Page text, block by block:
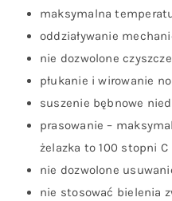
maksymalna
oddziaływanie
nie dozwolone
płukanie i wirowanie
suszenie bębnowe
prasowanie –
żelazka to 100 stopni C
nie dozwolone
nie stosować bielenia